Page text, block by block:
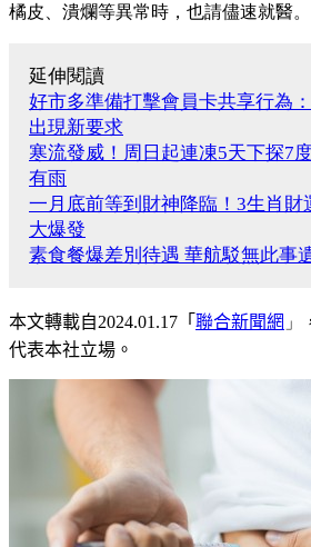
橘皮、潰爛等異常時，也請儘速就醫。
延伸閱讀
好市多準備打擊會員卡共享行為
出現新要求
寒流發威！周日起連凍5天下探7
有雨
一月底前等到財神降臨！3生肖財
大爆發
素食餐爆差別待遇 華航駁無此事
本文轉載自2024.01.17 「 聯合新聞網 」
代表本社立場。